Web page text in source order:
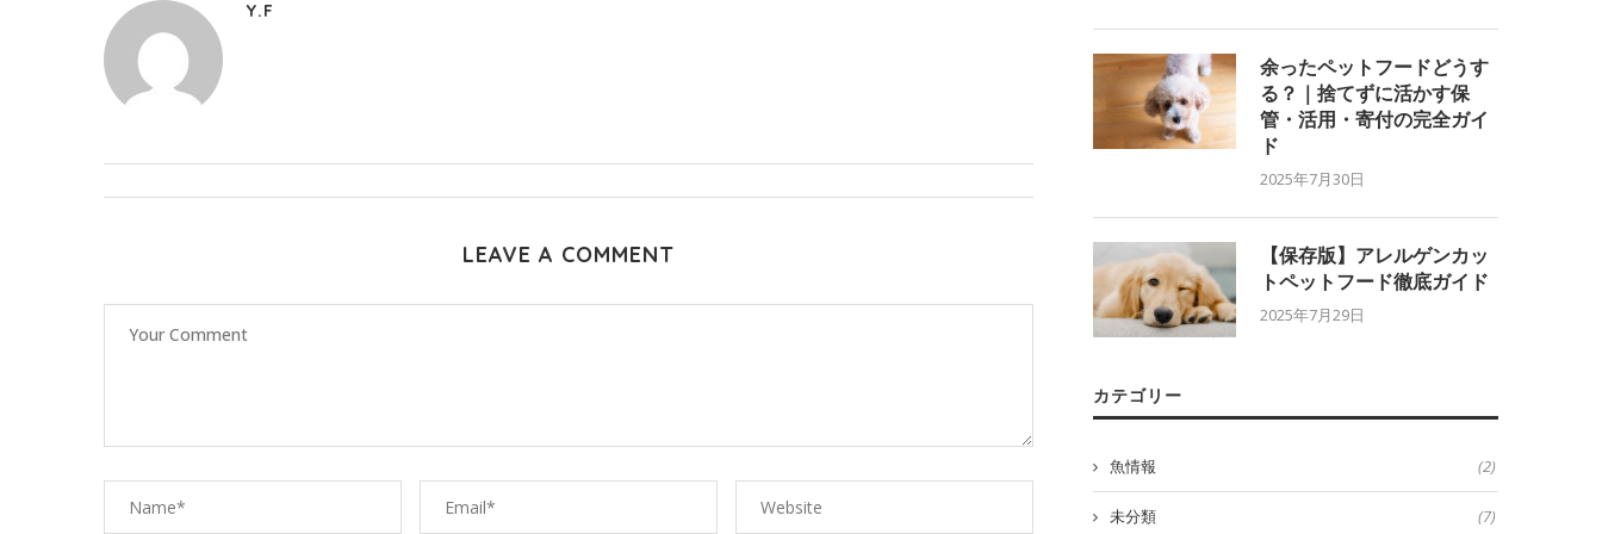
Y.F
LEAVE A COMMENT
余ったペットフードどうす
る？｜捨てずに活かす保
管・活用・寄付の完全ガイ
ド
2025年7月30日
【保存版】アレルゲンカッ
トペットフード徹底ガイド
2025年7月29日
カテゴリー
魚情報 (2)
未分類 (7)